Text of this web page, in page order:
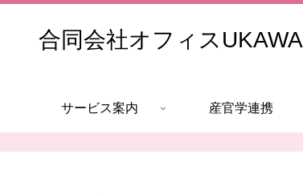
合同会社オフィスUKAWA
サービス案内 産官学連携